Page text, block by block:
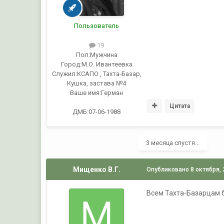
Пользователь
19
Пол:Мужчина
Город:М.О. Ивантеевка
Служил:КСАПО , Тахта-Базар,
Кушка, застава №4
Ваше имя:Герман
ДМБ:07-06-1988
Цитата
3 месяца спустя...
Мищенко В.Г. Опубликовано8 октября,
Всем Тахта-Базарцам